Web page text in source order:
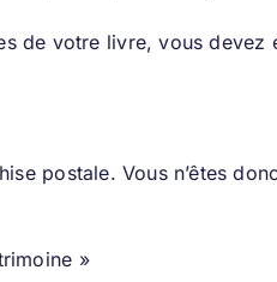
de votre livre, vous devez
postale. Vous n’êtes
»